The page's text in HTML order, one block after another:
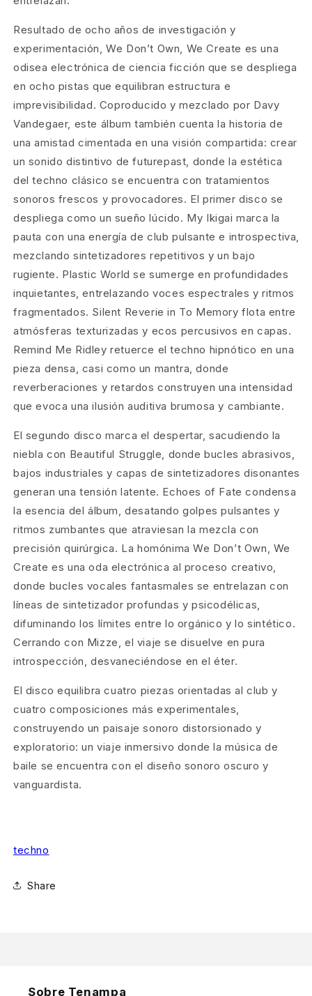
Resultado de ocho años de investigación y
experimentación, We Don’t Own, We Create es una
odisea electrónica de ciencia ficción que se despliega
en ocho pistas que equilibran estructura e
imprevisibilidad. Coproducido y mezclado por Davy
Vandegaer, este álbum también cuenta la historia de
una amistad cimentada en una visión compartida: crear
un sonido distintivo de futurepast, donde la estética
del techno clásico se encuentra con tratamientos
sonoros frescos y provocadores. El primer disco se
despliega como un sueño lúcido. My Ikigai marca la
pauta con una energía de club pulsante e introspectiva,
mezclando sintetizadores repetitivos y un bajo
rugiente. Plastic World se sumerge en profundidades
inquietantes, entrelazando voces espectrales y ritmos
fragmentados. Silent Reverie in To Memory flota entre
atmósferas texturizadas y ecos percusivos en capas.
Remind Me Ridley retuerce el techno hipnótico en una
pieza densa, casi como un mantra, donde
reverberaciones y retardos construyen una intensidad
que evoca una ilusión auditiva brumosa y cambiante.
El segundo disco marca el despertar, sacudiendo la
niebla con Beautiful Struggle, donde bucles abrasivos,
bajos industriales y capas de sintetizadores disonantes
generan una tensión latente. Echoes of Fate condensa
la esencia del álbum, desatando golpes pulsantes y
ritmos zumbantes que atraviesan la mezcla con
precisión quirúrgica. La homónima We Don’t Own, We
Create es una oda electrónica al proceso creativo,
donde bucles vocales fantasmales se entrelazan con
líneas de sintetizador profundas y psicodélicas,
difuminando los límites entre lo orgánico y lo sintético.
Cerrando con Mizze, el viaje se disuelve en pura
introspección, desvaneciéndose en el éter.
El disco equilibra cuatro piezas orientadas al club y
cuatro composiciones más experimentales,
construyendo un paisaje sonoro distorsionado y
exploratorio: un viaje inmersivo donde la música de
baile se encuentra con el diseño sonoro oscuro y
vanguardista.
techno
Share
Sobre Tenampa